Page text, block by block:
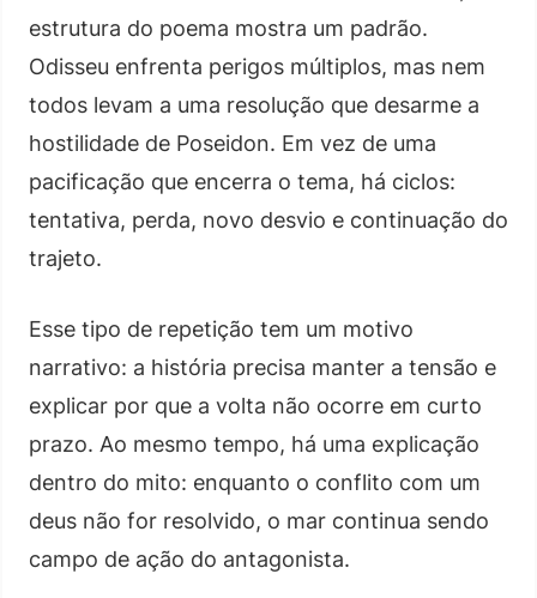
estrutura do poema mostra um padrão.
Odisseu enfrenta perigos múltiplos, mas nem
todos levam a uma resolução que desarme a
hostilidade de Poseidon. Em vez de uma
pacificação que encerra o tema, há ciclos:
tentativa, perda, novo desvio e continuação do
trajeto.
Esse tipo de repetição tem um motivo
narrativo: a história precisa manter a tensão e
explicar por que a volta não ocorre em curto
prazo. Ao mesmo tempo, há uma explicação
dentro do mito: enquanto o conflito com um
deus não for resolvido, o mar continua sendo
campo de ação do antagonista.